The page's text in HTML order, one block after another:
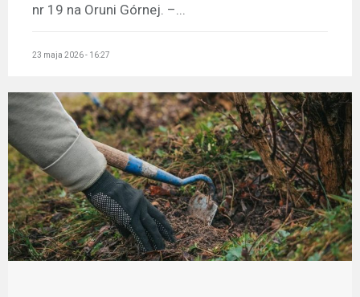
nr 19 na Oruni Górnej. –...
23 maja 2026 - 16:27